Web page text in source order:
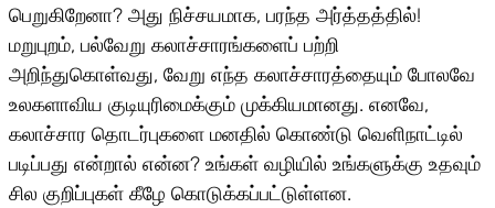
பெறுகிறேனா? அது நிச்சயமாக, பரந்த அர்த்தத்தில்!
மறுபுறம், பல்வேறு கலாச்சாரங்களைப் பற்றி
அறிந்துகொள்வது, வேறு எந்த கலாச்சாரத்தையும் போலவே
உலகளாவிய குடியுரிமைக்கும் முக்கியமானது. எனவே,
கலாச்சார தொடர்புகளை மனதில் கொண்டு வெளிநாட்டில்
படிப்பது என்றால் என்ன? உங்கள் வழியில் உங்களுக்கு உதவும்
சில குறிப்புகள் கீழே கொடுக்கப்பட்டுள்ளன.